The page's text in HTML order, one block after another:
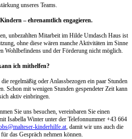
unseres Teams.
– ehrenamtlich engagieren.
unbezahlten Mitarbeit im Hilde Umdasch Haus ist
ohne diese wären manche Aktivitäten im Sinne
Wohlbefindens und der Förderung nicht möglich.
ich mithelfen?
regelmäßig oder Anlassbezogen ein paar Stunden
Schon mit wenigen Stunden gespendeter Zeit kann
aktiv einbringen.
Sie uns besuchen, vereinbaren Sie einen
Isabella Winter unter der Telefonnummer +43 664
kinderhilfe.at, damit wir uns auch die
das Gespräch nehmen können.